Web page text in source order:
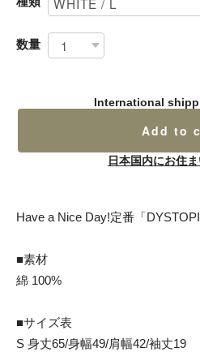
数量
International
Add to
日本国内にお住
Have a Nice Day!定番「
■素材
綿 100%
■サイズ表
S 身丈65/身幅49/肩幅42/袖丈19